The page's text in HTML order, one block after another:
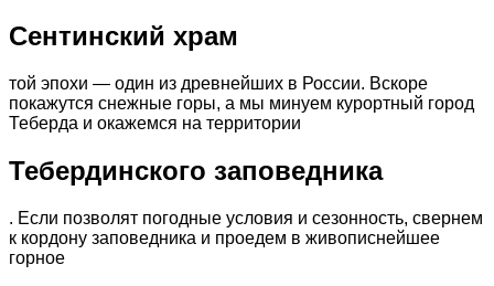
Сентинский храм
той эпохи — один из древнейших в России. Вскоре
покажутся снежные горы, а мы минуем курортный город
Теберда и окажемся на территории
Тебердинского заповедника
. Если позволят погодные условия и сезонность, свернем
к кордону заповедника и проедем в живописнейшее
горное